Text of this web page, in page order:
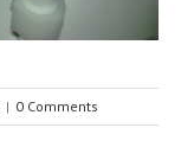
| 0 Comments